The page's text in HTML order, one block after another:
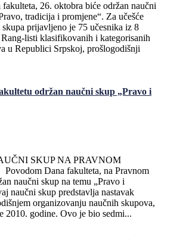
26. oktobra biće održan naučni
tradicija i promjene“. Za učešće
skupa prijavljeno je 75 učesnika iz 8
Rang-listi klasifikovanih i kategorisanih
u Republici Srpskoj, prošlogodišnji
održan naučni skup „Pravo i
SKUP NA PRAVNOM
Dana fakulteta, na Pravnom
naučni skup na temu „Pravo i
naučni skup predstavlja nastavak
organizovanju naučnih skupova,
2010. godine. Ovo je bio sedmi...